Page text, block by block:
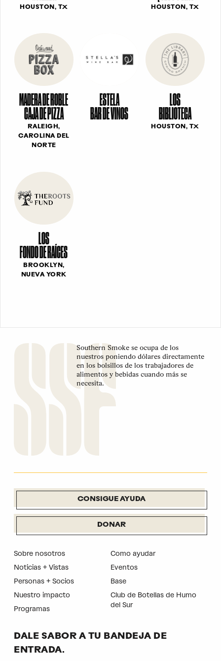
HOUSTON, TX HOUSTON, TX
MADERA DE ROBLE
CAJA DE PIZZA
RALEIGH,
CAROLINA DEL
NORTE
ESTELA
BAR DE VINOS
LOS
BIBLIOTECA
HOUSTON, TX
LOS
FONDO DE RAÍCES
BROOKLYN,
NUEVA YORK
Southern Smoke se ocupa de los
nuestros poniendo dólares directamente
en los bolsillos de los trabajadores de
alimentos y bebidas cuando más se
necesita.
CONSIGUE AYUDA
DONAR
Sobre nosotros
Noticias + Vistas
Personas + Socios
Nuestro impacto
Programas
Como ayudar
Eventos
Base
Club de Botellas de Humo
del Sur
DALE SABOR A TU BANDEJA DE
ENTRADA.